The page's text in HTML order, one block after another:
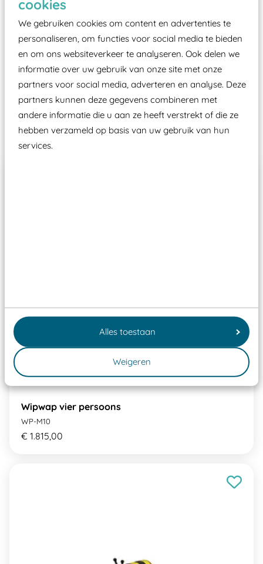
cookies
We gebruiken cookies om content en advertenties te
personaliseren, om functies voor social media te bieden
en om ons websiteverkeer te analyseren. Ook delen we
informatie over uw gebruik van onze site met onze
partners voor social media, adverteren en analyse. Deze
partners kunnen deze gegevens combineren met
andere informatie die u aan ze heeft verstrekt of die ze
hebben verzameld op basis van uw gebruik van hun
services.
Alles toestaan
Weigeren
moet zijn van een typekeuring, -plaatje en
certificering, uitgegeven door een Nederlands
aangewezen keuringsinstantie?
Wij ook speeltoestellen kunnen laten keuren zodat
ze toch binnen het Warenwetbesluit Attractie- en
Speeltoestellen vallen?
Past er goed bij
Wipwap vier persoons
WP-M10
€ 1.815,00